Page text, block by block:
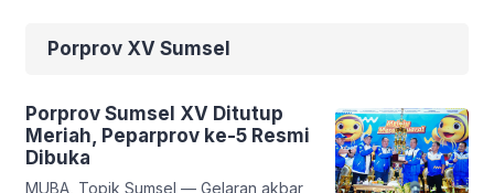
Porprov XV Sumsel
Porprov Sumsel XV Ditutup
Meriah, Peparprov ke-5 Resmi
Dibuka
MUBA, Topik Sumsel — Gelaran akbar